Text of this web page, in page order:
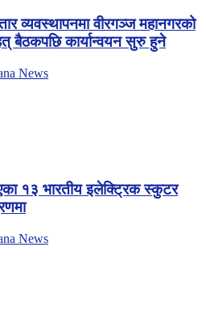
व्यवस्थापनमा वीरगञ्ज महानगरको
बैठकपछि कार्यान्वयन सुरु हुने
News
१३ भारतीय इलेक्ट्रिक स्कुटर
News